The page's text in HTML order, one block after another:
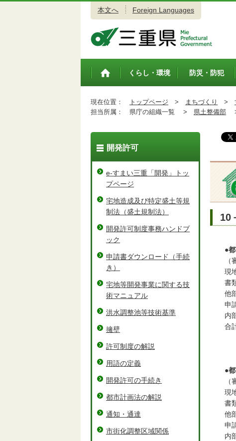
本文へ Foreign Languages
トップペ
くらし・環境 防災・防犯
現在位置： トップページ > まちづくり >
担当所属：
県庁の組織一覧 > 県土整備部
10
●
他
申
内
合
●
申
開発許可
e-すまい三重「開発」トッ
プページ
宅地造成及び特定盛土等規
制法（盛土規制法）
開発許可制度事務ハンドブ
ック
申請書ダウンロード（手続
き）
宅地等開発事業に関する技
術マニュアル
洪水調整池等技術基準
擁壁
許可制度の解説
用語の定義
開発許可の手続き
都市計画法の解説
通知・通達
市街化調整区域関係